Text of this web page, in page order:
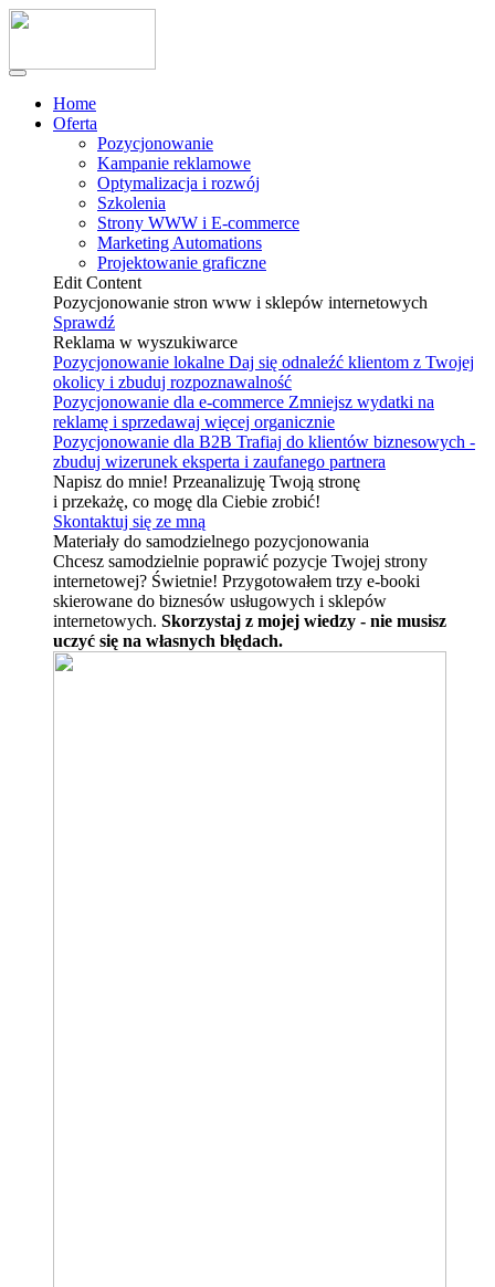
Home
Oferta
Pozycjonowanie
Kampanie reklamowe
Optymalizacja i rozwój
Szkolenia
Strony WWW i E-commerce
Marketing Automations
Projektowanie graficzne
Edit Content
Pozycjonowanie stron www i sklepów internetowych
Sprawdź
Reklama w wyszukiwarce
Pozycjonowanie lokalne Daj się odnaleźć klientom z Twojej
okolicy i zbuduj rozpoznawalność
Pozycjonowanie dla e-commerce Zmniejsz wydatki na
reklamę i sprzedawaj więcej organicznie
Pozycjonowanie dla B2B Trafiaj do klientów biznesowych -
zbuduj wizerunek eksperta i zaufanego partnera
Napisz do mnie! Przeanalizuję Twoją stronę
i przekażę, co mogę dla Ciebie zrobić!
Skontaktuj się ze mną
Materiały do samodzielnego pozycjonowania
Chcesz samodzielnie poprawić pozycje Twojej strony
internetowej? Świetnie! Przygotowałem trzy e-booki
skierowane do biznesów usługowych i sklepów
internetowych. Skorzystaj z mojej wiedzy - nie musisz
uczyć się na własnych błędach.